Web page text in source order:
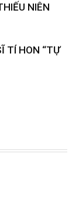
NIÊN
TÍ HON “TỰ